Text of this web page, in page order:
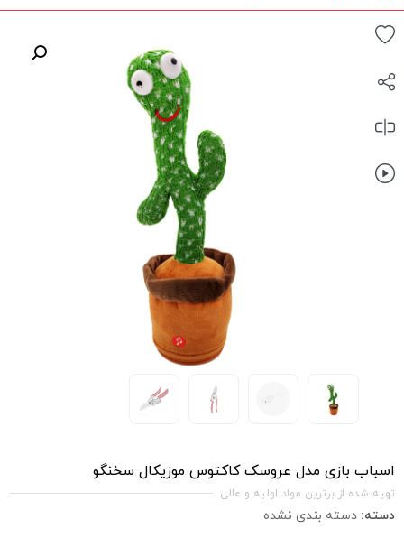
اسباب بازی مدل عروسک کاکتوس موزیکال سخنگو
تهیه شده از برترین مواد اولیه و عالی
دسته:دسته بندی نشده